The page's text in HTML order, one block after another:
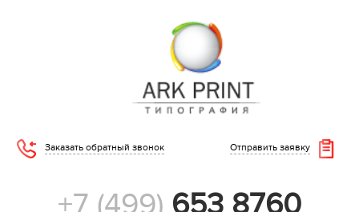
Заказать обратный звонок Отправить заявку